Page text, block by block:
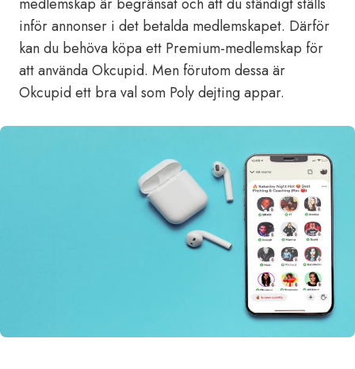
inför annonser i det betalda medlemskapet. Därför
kan du behöva köpa ett Premium-medlemskap för
att använda Okcupid. Men förutom dessa är
Okcupid ett bra val som Poly dejting appar.